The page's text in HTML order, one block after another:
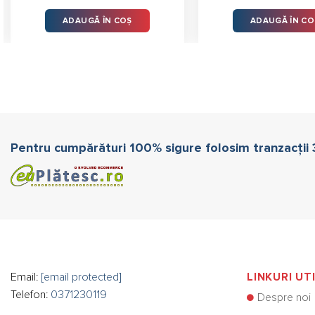
ADAUGĂ ÎN COȘ ADAUGĂ ÎN
Pentru cumpărături 100% sigure folosim tranzacții
Email: [email protected]
Telefon: 0371230119
LINKURI
Despre noi